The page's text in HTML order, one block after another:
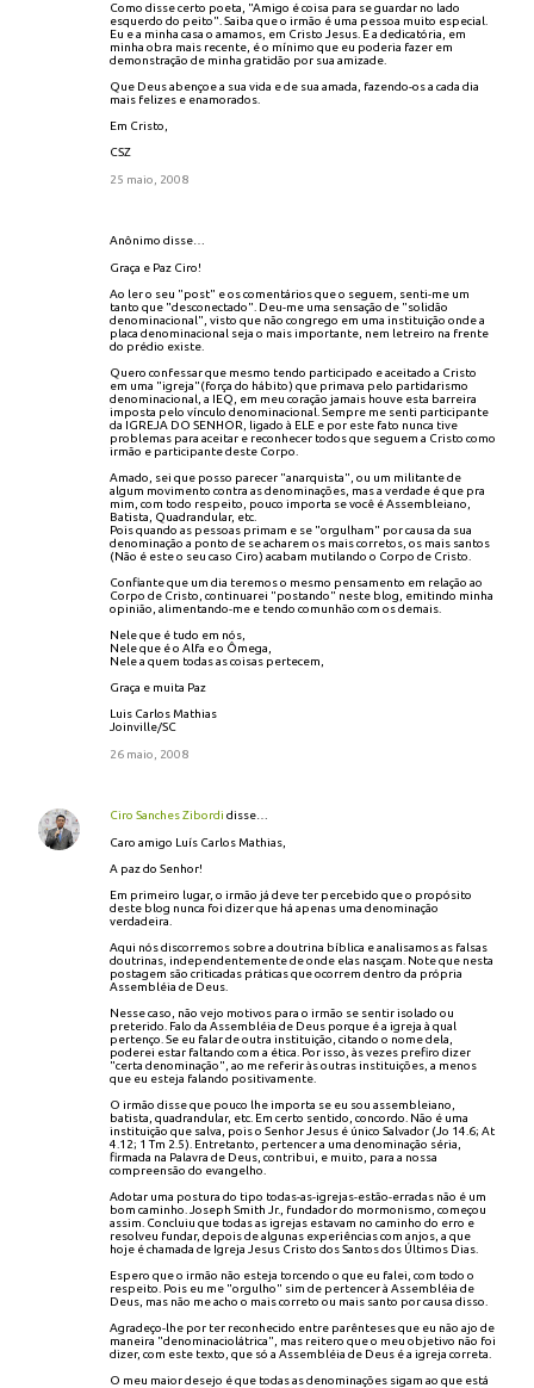
Como disse certo poeta, "Amigo é coisa para se guardar no lado
esquerdo do peito". Saiba que o irmão é uma pessoa muito especial.
Eu e a minha casa o amamos, em Cristo Jesus. E a dedicatória, em
minha obra mais recente, é o mínimo que eu poderia fazer em
demonstração de minha gratidão por sua amizade.
Que Deus abençoe a sua vida e de sua amada, fazendo-os a cada dia
mais felizes e enamorados.
Em Cristo,
CSZ
25 maio, 2008
Anônimo disse…
Graça e Paz Ciro!
Ao ler o seu "post" e os comentários que o seguem, senti-me um
tanto que "desconectado". Deu-me uma sensação de "solidão
denominacional", visto que não congrego em uma instituição onde a
placa denominacional seja o mais importante, nem letreiro na frente
do prédio existe.
Quero confessar que mesmo tendo participado e aceitado a Cristo
em uma "igreja"(força do hábito) que primava pelo partidarismo
denominacional, a IEQ, em meu coração jamais houve esta barreira
imposta pelo vínculo denominacional. Sempre me senti participante
da IGREJA DO SENHOR, ligado à ELE e por este fato nunca tive
problemas para aceitar e reconhecer todos que seguem a Cristo como
irmão e participante deste Corpo.
Amado, sei que posso parecer "anarquista", ou um militante de
algum movimento contra as denominações, mas a verdade é que pra
mim, com todo respeito, pouco importa se você é Assembleiano,
Batista, Quadrandular, etc.
Pois quando as pessoas primam e se "orgulham" por causa da sua
denominação a ponto de se acharem os mais corretos, os mais santos
(Não é este o seu caso Ciro) acabam mutilando o Corpo de Cristo.
Confiante que um dia teremos o mesmo pensamento em relação ao
Corpo de Cristo, continuarei "postando" neste blog, emitindo minha
opinião, alimentando-me e tendo comunhão com os demais.
Nele que é tudo em nós,
Nele que é o Alfa e o Ômega,
Nele a quem todas as coisas pertecem,
Graça e muita Paz
Luis Carlos Mathias
Joinville/SC
26 maio, 2008
Ciro Sanches Zibordi disse…
Caro amigo Luís Carlos Mathias,
A paz do Senhor!
Em primeiro lugar, o irmão já deve ter percebido que o propósito
deste blog nunca foi dizer que há apenas uma denominação
verdadeira.
Aqui nós discorremos sobre a doutrina bíblica e analisamos as falsas
doutrinas, independentemente de onde elas nasçam. Note que nesta
postagem são criticadas práticas que ocorrem dentro da própria
Assembléia de Deus.
Nesse caso, não vejo motivos para o irmão se sentir isolado ou
preterido. Falo da Assembléia de Deus porque é a igreja à qual
pertenço. Se eu falar de outra instituição, citando o nome dela,
poderei estar faltando com a ética. Por isso, às vezes prefiro dizer
"certa denominação", ao me referir às outras instituições, a menos
que eu esteja falando positivamente.
O irmão disse que pouco lhe importa se eu sou assembleiano,
batista, quadrandular, etc. Em certo sentido, concordo. Não é uma
instituição que salva, pois o Senhor Jesus é único Salvador (Jo 14.6; At
4.12; 1 Tm 2.5). Entretanto, pertencer a uma denominação séria,
firmada na Palavra de Deus, contribui, e muito, para a nossa
compreensão do evangelho.
Adotar uma postura do tipo todas-as-igrejas-estão-erradas não é um
bom caminho. Joseph Smith Jr., fundador do mormonismo, começou
assim. Concluiu que todas as igrejas estavam no caminho do erro e
resolveu fundar, depois de algunas experiências com anjos, a que
hoje é chamada de Igreja Jesus Cristo dos Santos dos Últimos Dias.
Espero que o irmão não esteja torcendo o que eu falei, com todo o
respeito. Pois eu me "orgulho" sim de pertencer à Assembléia de
Deus, mas não me acho o mais correto ou mais santo por causa disso.
Agradeço-lhe por ter reconhecido entre parênteses que eu não ajo de
maneira "denominaciolátrica", mas reitero que o meu objetivo não foi
dizer, com este texto, que só a Assembléia de Deus é a igreja correta.
O meu maior desejo é que todas as denominações sigam ao que está